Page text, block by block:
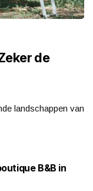
de
landschappen van
B&B in